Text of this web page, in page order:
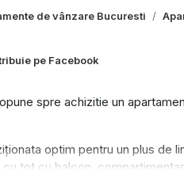
de vânzare Bucuresti
pe Facebook
spre achizitie un
optim pentru un plus de
tot cu balcon,